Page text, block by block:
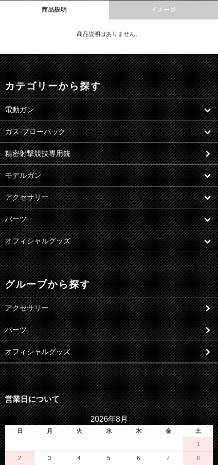
商品説明 イメージ
商品説明はありません。
カテゴリーから探す
電動ガン
ガス-ブローバック
精密射撃競技専用銃
モデルガン
アクセサリー
パーツ
オフィシャルグッズ
グループから探す
アクセサリー
パーツ
オフィシャルグッズ
営業日について
2026年8月
日 月 火 水 木 金
土
1
2 3 4 5 6 7 8